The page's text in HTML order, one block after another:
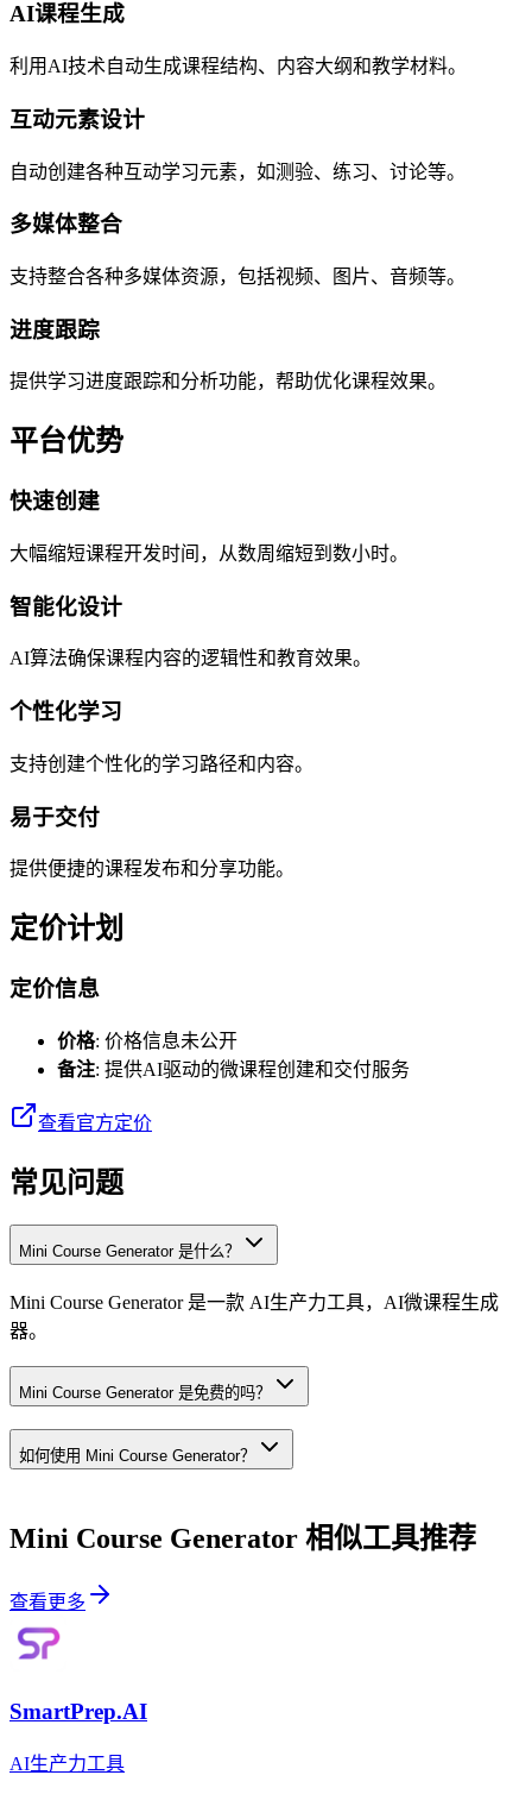
AI课程生成
利用AI技术自动生成课程结构、内容大纲和教学材料。
互动元素设计
自动创建各种互动学习元素，如测验、练习、讨论等。
多媒体整合
支持整合各种多媒体资源，包括视频、图片、音频等。
进度跟踪
提供学习进度跟踪和分析功能，帮助优化课程效果。
平台优势
快速创建
大幅缩短课程开发时间，从数周缩短到数小时。
智能化设计
AI算法确保课程内容的逻辑性和教育效果。
个性化学习
支持创建个性化的学习路径和内容。
易于交付
提供便捷的课程发布和分享功能。
定价计划
定价信息
价格: 价格信息未公开
备注: 提供AI驱动的微课程创建和交付服务
查看官方定价
常见问题
Mini Course Generator 是什么？
Mini Course Generator 是一款 AI生产力工具，AI微课程生成
器。
Mini Course Generator 是免费的吗？
如何使用 Mini Course Generator？
Mini Course Generator 相似工具推荐
查看更多
SmartPrep.AI
AI生产力工具